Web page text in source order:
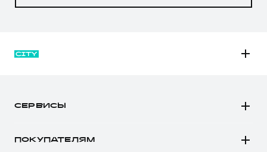
СЕРВИСЫ
ПОКУПАТЕЛЯМ